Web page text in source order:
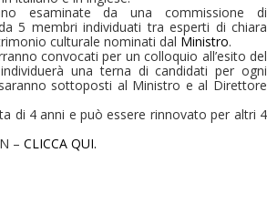
esaminate da una commissione di
5 membri individuati tra esperti di chiara
culturale nominati dal Ministro.
convocati per un colloquio all’esito del
una terna di candidati per ogni
sottoposti al Ministro e al Direttore
di 4 anni e può essere rinnovato per altri 4
– CLICCA QUI.